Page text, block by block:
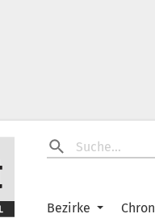
Bezirke